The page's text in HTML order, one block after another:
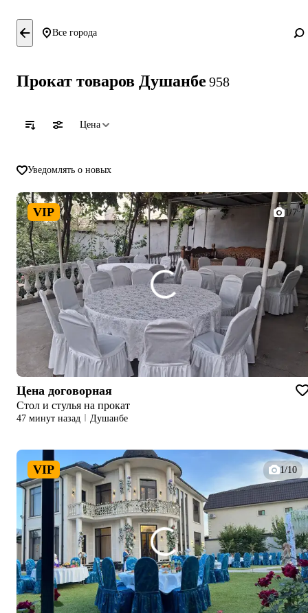
Все города
Прокат товаров Душанбе 958
Цена
Уведомлять о новых
VIP 1/7
Цена договорная
Стол и стулья на прокат
47 минут назад Душанбе
VIP 1/10